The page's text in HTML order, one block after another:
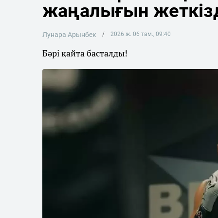
жаңалығын
Лунара Арынбек 2026 ж. 06 там., 09:40
Бәрі қайта басталды!